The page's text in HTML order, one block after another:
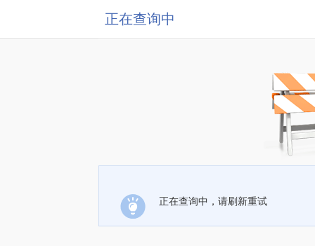
正在查询中
正在查询中，请刷新重试